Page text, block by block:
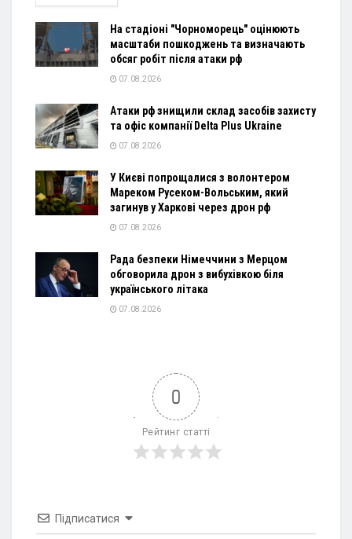
На стадіоні "Чорноморець" оцінюють
масштаби пошкоджень та визначають
обсяг робіт після атаки рф
07.08.2026
Атаки рф знищили склад засобів захисту
та офіс компанії Delta Plus Ukraine
07.08.2026
У Києві попрощалися з волонтером
Мареком Русеком-Вольським, який
загинув у Харкові через дрон рф
07.08.2026
Рада безпеки Німеччини з Мерцом
обговорила дрон з вибухівкою біля
українського літака
07.08.2026
0
Рейтинг статті
Підписатися